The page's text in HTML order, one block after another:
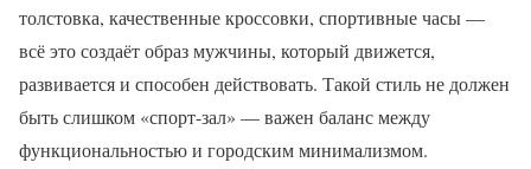
толстовка, качественные кроссовки, спортивные часы —
всё это создаёт образ мужчины, который движется,
развивается и способен действовать. Такой стиль не должен
быть слишком «спорт-зал» — важен баланс между
функциональностью и городским минимализмом.